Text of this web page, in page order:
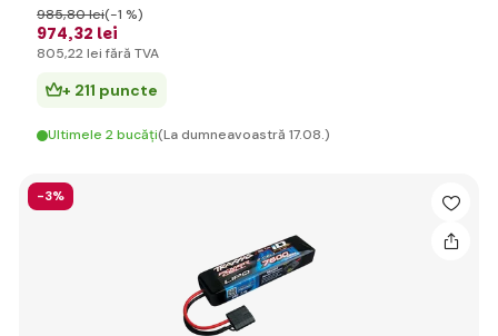
974,32 lei
985,80 lei(-1 %)
805,22 lei fără TVA
+ 211 puncte
Ultimele 2 bucăți(La dumneavoastră 17.08.)
-3%